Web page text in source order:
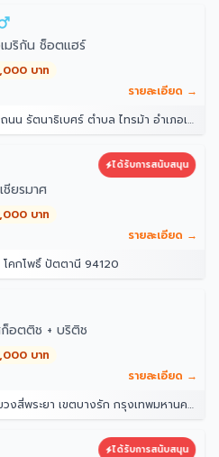
มริกัน ช็อตแฮร์
บาท
รายละเอียด →
เบศร์ ตำบล ไทรม้า อำเภอเมืองนนทบุรี นนทบุรี 11000
ได้รับการสนับสนุน
ชียรมาศ
บาท
รายละเอียด →
โคกโพธิ์ ปัตตานี 94120
อตติช + บริติช
บาท
รายละเอียด →
ระยา เขตบางรัก กรุงเทพมหานคร 10500
ได้รับการสนับสนุน